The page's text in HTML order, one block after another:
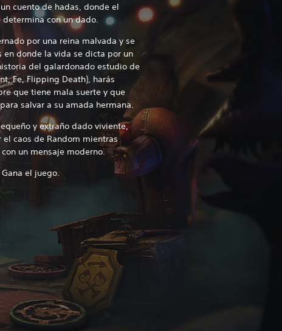
cuento de hadas, donde el
con un dado.
por una reina malvada y se
donde la vida se dicta por un
del galardonado estudio de
Fe, Flipping Death), harás
que tiene mala suerte y que
salvar a su amada hermana.
y extraño dado viviente,
caos de Random mientras
un mensaje moderno.
el juego.